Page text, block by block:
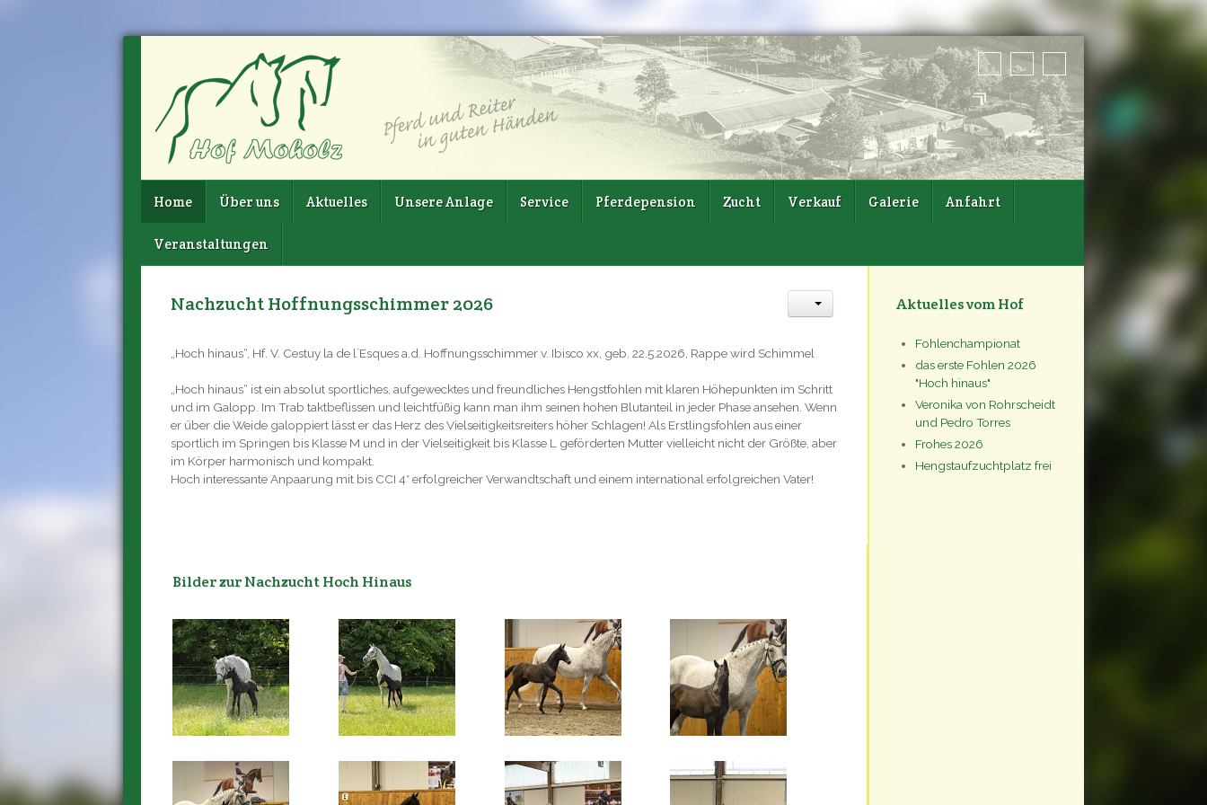
Home Über uns Aktuelles Unsere Anlage Service Pferdepension Zucht Verkauf Galerie Anfahrt
Veranstaltungen
Nachzucht Hoffnungsschimmer 2026
„Hoch hinaus“, Hf. V. Cestuy la de l`Esques a.d. Hoffnungsschimmer v. Ibisco xx, geb. 22.5.2026, Rappe wird Schimmel
„Hoch hinaus“ ist ein absolut sportliches, aufgewecktes und freundliches Hengstfohlen mit klaren Höhepunkten im Schritt
und im Galopp. Im Trab taktbeflissen und leichtfüßig kann man ihm seinen hohen Blutanteil in jeder Phase ansehen. Wenn
er über die Weide galoppiert lässt er das Herz des Vielseitigkeitsreiters höher Schlagen! Als Erstlingsfohlen aus einer
sportlich im Springen bis Klasse M und in der Vielseitigkeit bis Klasse L geförderten Mutter vielleicht nicht der Größte, aber
im Körper harmonisch und kompakt.
Hoch interessante Anpaarung mit bis CCI 4* erfolgreicher Verwandtschaft und einem international erfolgreichen Vater!
Bilder zur Nachzucht Hoch Hinaus
Aktuelles vom Hof
Fohlenchampionat
das erste Fohlen 2026
"Hoch hinaus"
Veronika von Rohrscheidt
und Pedro Torres
Frohes 2026
Hengstaufzuchtplatz frei